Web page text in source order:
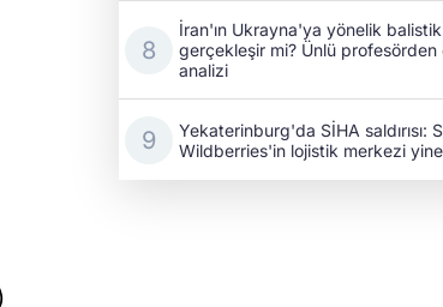
İran'ın Ukrayna'ya yönelik
gerçekleşir mi? Ünlü
analizi
Yekaterinburg'da SİHA saldırısı:
Wildberries'in lojistik merkezi yine